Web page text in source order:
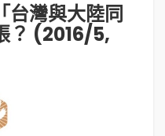
台灣與大陸同
？ (2016/5,